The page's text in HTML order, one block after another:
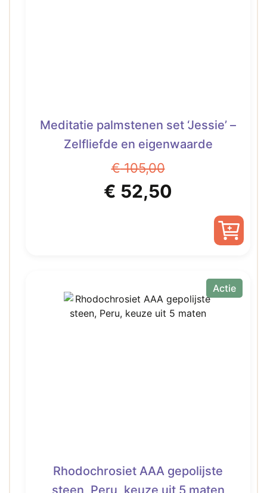
Meditatie palmstenen set ‘Jessie’ –
Zelfliefde en eigenwaarde
€105,00
Oorspronkelijke
€ 52,50
€ 52,50.
Actie
Rhodochrosiet AAA gepolijste
steen, Peru, keuze uit 5 maten